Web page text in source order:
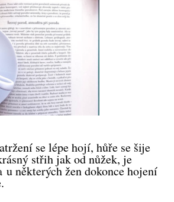
se lépe hojí, hůře se šije
střih jak od nůžek, je
u některých žen dokonce hojení